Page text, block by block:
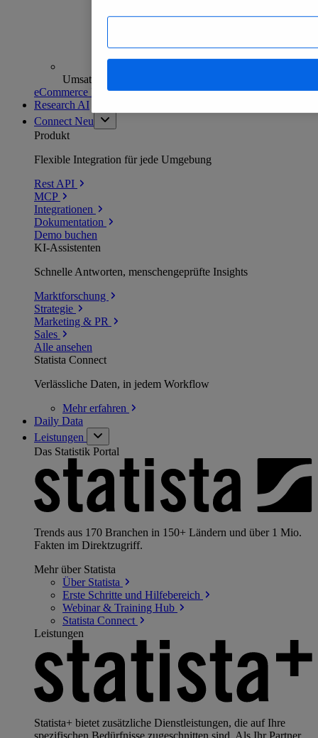
Umsatzanalysen und -prognosen
eCommerce Insights entdecken
Research AI
Connect Neu
Produkt
Flexible Integration für jede Umgebung
Rest API
MCP
Integrationen
Dokumentation
Demo buchen
KI-Assistenten
Schnelle Antworten, menschengeprüfte Insights
Marktforschung
Strategie
Marketing & PR
Sales
Alle ansehen
Statista Connect
Verlässliche Daten, in jedem Workflow
Mehrerfahren
Daily Data
Leistungen
Das Statistik Portal
Trends aus 170 Branchen in 150+ Ländern und über 1 Mio.
Fakten im Direktzugriff.
Mehr über Statista
Über Statista
Erste Schritte und Hilfebereich
Webinar & Training Hub
Statista Connect
Leistungen
Statista+ bietet zusätzliche Dienstleistungen, die auf Ihre
spezifischen Bedürfnisse zugeschnitten sind. Als Ihr Partner